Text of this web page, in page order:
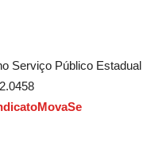
Serviço Público